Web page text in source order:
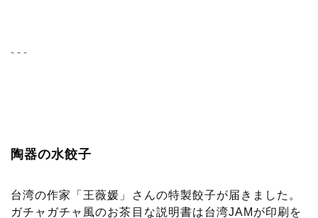
- - -
陶器の水餃子
台湾の作家「王薇媛」さんの特製餃子が届きました。
ガチャガチャ風のお茶目な説明書は台湾JAMが印刷を